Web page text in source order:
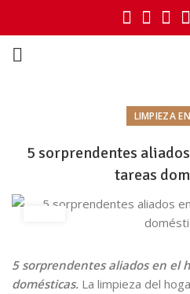
LIMPIEZA
5 sorprendentes
tareas
5 sorprendentes aliados en el
domésticas. La limpieza del